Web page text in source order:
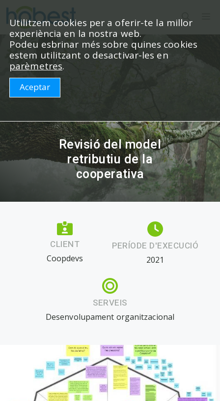
Vés
al
contingut
Revisió del model
retributiu de la
cooperativa
CLIENT
Coopdevs
PERÍODE D'EXECUCIÓ
2021
SERVEIS
Desenvolupament organitzacional
Utilitzem cookies per a oferir-te la millor
experiència en la nostra web.
Podeu esbrinar més sobre quines cookies
estem utilitzant o desactivar-les en
parèmetres.
Aceptar